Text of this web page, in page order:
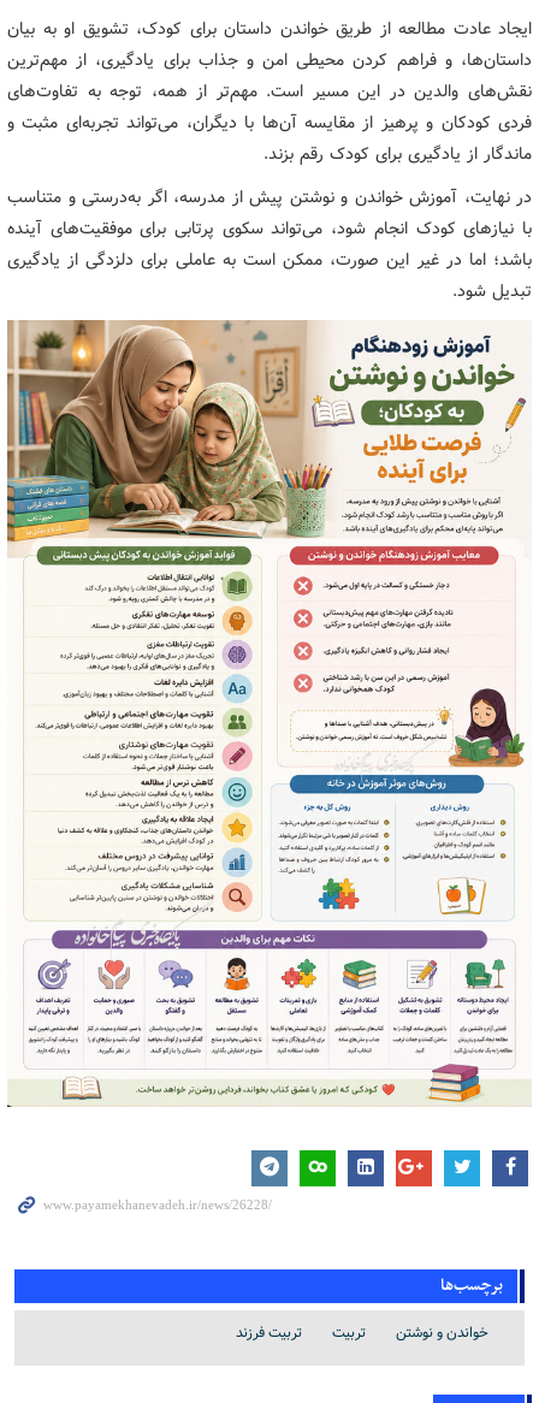
ایجاد عادت مطالعه از طریق خواندن داستان برای کودک، تشویق او به بیان
داستان‌ها، و فراهم کردن محیطی امن و جذاب برای یادگیری، از مهم‌ترین
نقش‌های والدین در این مسیر است. مهم‌تر از همه، توجه به تفاوت‌های
فردی کودکان و پرهیز از مقایسه آن‌ها با دیگران، می‌تواند تجربه‌ای مثبت و
ماندگار از یادگیری برای کودک رقم بزند.
در نهایت، آموزش خواندن و نوشتن پیش از مدرسه، اگر به‌درستی و متناسب
با نیازهای کودک انجام شود، می‌تواند سکوی پرتابی برای موفقیت‌های آینده
باشد؛ اما در غیر این صورت، ممکن است به عاملی برای دلزدگی از یادگیری
تبدیل شود.
برچسب‌ها
خواندن و نوشتن تربیت تربیت فرزند